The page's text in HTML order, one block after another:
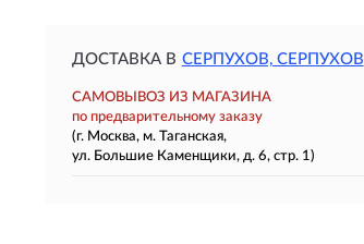
ДОСТАВКА В СЕРПУХОВ, СЕРПУХОВ
САМОВЫВОЗ ИЗ МАГАЗИНА
по предварительному заказу
(г. Москва, м. Таганская,
ул. Большие Каменщики, д. 6, стр. 1)